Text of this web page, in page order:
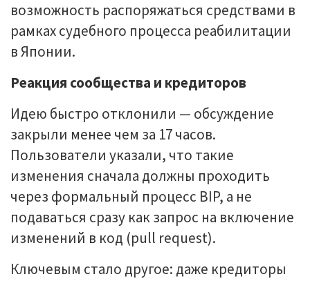
возможность распоряжаться средствами в
рамках судебного процесса реабилитации
в Японии.
Реакция сообщества и кредиторов
Идею быстро отклонили — обсуждение
закрыли менее чем за 17 часов.
Пользователи указали, что такие
изменения сначала должны проходить
через формальный процесс BIP, а не
подаваться сразу как запрос на включение
изменений в код (pull request).
Ключевым стало другое: даже кредиторы